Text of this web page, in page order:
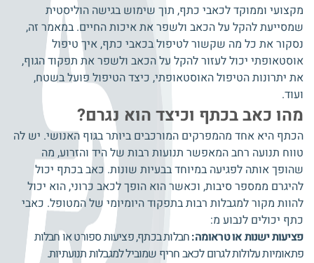
מקצועי וממוקד לכאבי כתף, תוך שימוש בגישה הוליסטית
שמסייעת להקל על הכאב ולשפר את איכות החיים. במאמר זה,
נסקור את כל מה שקשור לטיפול בכאבי כתף, איך טיפול
אוסטאופתי יכול לעזור להקל על הכאב ולשפר את תפקוד הגוף,
את יתרונות הטיפול האוסטאופתי, כיצד הטיפול פועל בשטח,
ועוד.
מהו כאב בכתף וכיצד הוא נגרם?
הכתף היא אחד מהמפרקים המורכבים ביותר בגוף האנושי. יש לה
טווח תנועה רחב המאפשר תנועות רבות של היד והזרוע, מה
שהופך אותה לפגיעה במיוחד בבעיות שונות. כאב בכתף יכול
להיגרם ממספר סיבות, וכאשר הוא הופך לכאב כרוני, הוא יכול
להוות מקור למגבלות רבות בתפקוד היומיומי של המטופל. כאבי
כתף יכולים לנבוע מ:
פציעות ישנות או טראומה:חבלות בכתף, פציעות ספורט או חבלות
פתאומיות עלולות לגרום לכאב חריף שמוביל למגבלות תנועתיות.